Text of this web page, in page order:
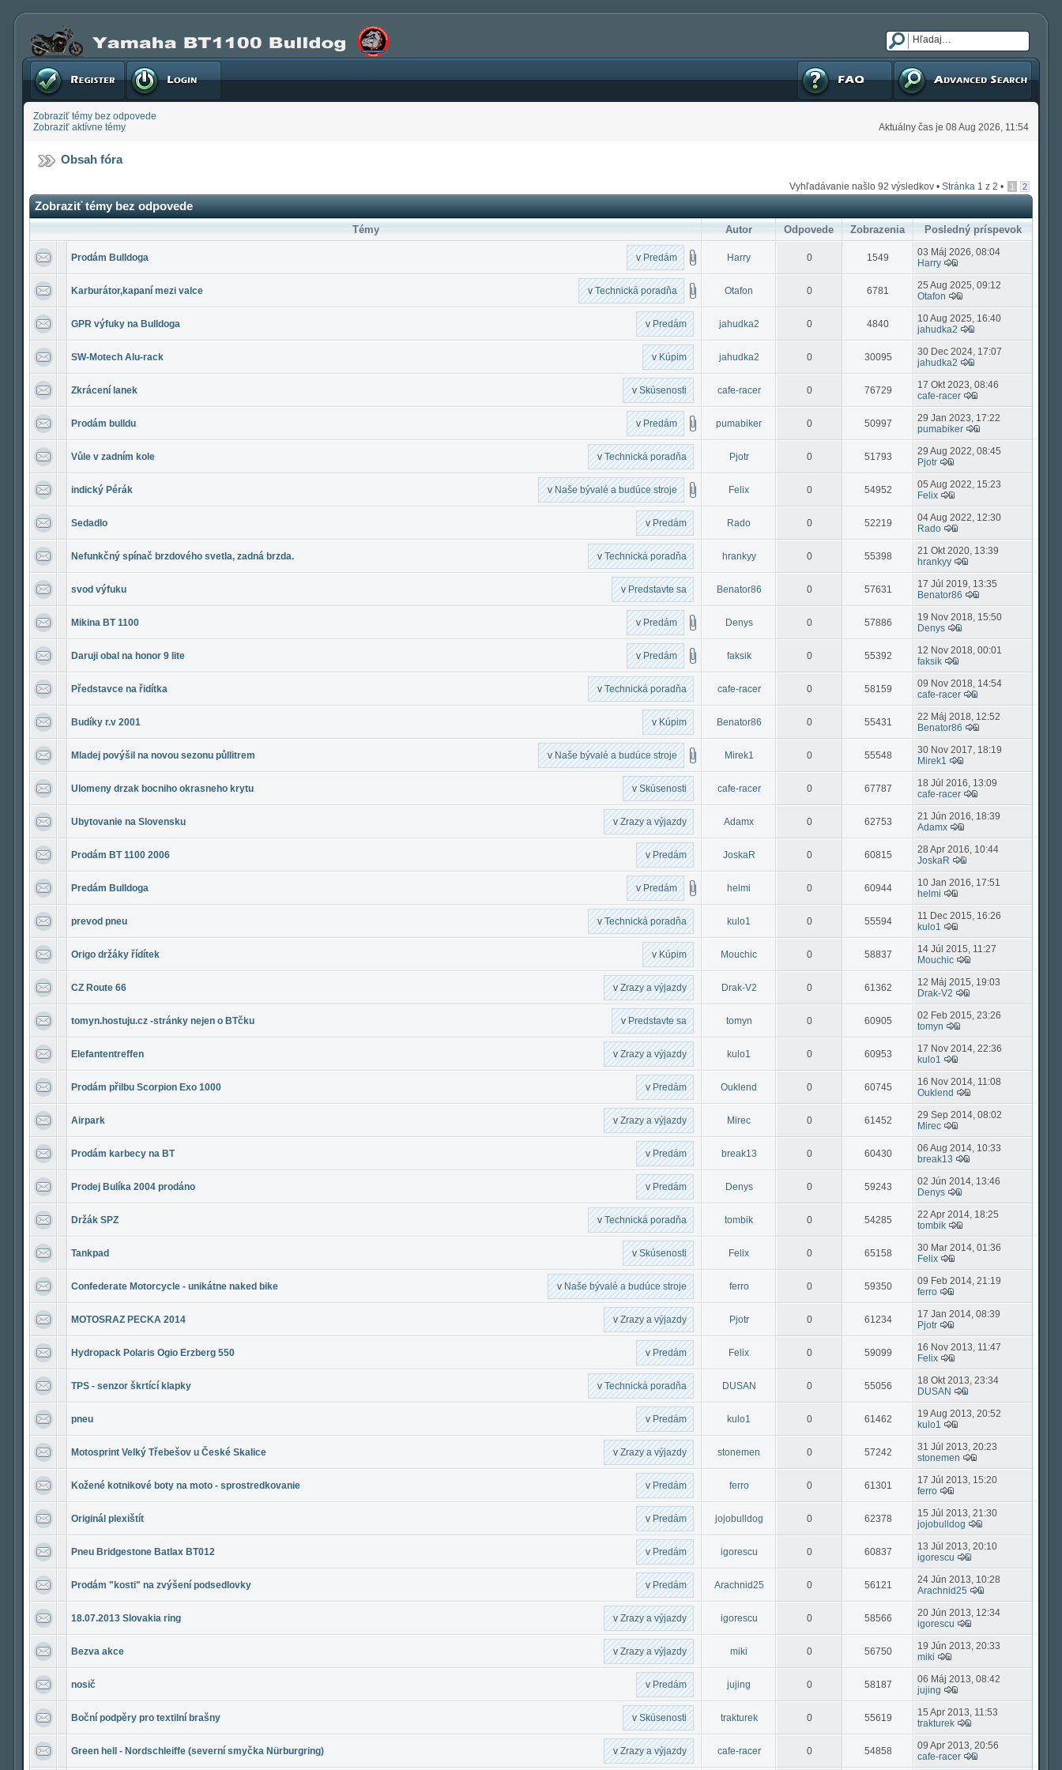
Registrovať Prihlásenie Pokročilé hľadanie
FAQ
Zobraziť témy bez odpovede
Zobraziť aktívne témy
Aktuálny čas je 08 Aug 2026, 11:54
Obsah fóra
Vyhľadávanie našlo 92 výsledkov • Stránka 1 z 2 • 1 2
Zobraziť témy bez odpovede
Témy Autor Odpovede Zobrazenia Posledný príspevok
Prodám Bulldoga vPredám Harry 0 1549
03 Máj 2026, 08:04
Harry
Karburátor,kapaní mezi valce vTechnická poradňa Otafon 0 6781
25 Aug 2025, 09:12
Otafon
GPR výfuky na Bulldoga vPredám jahudka2 0 4840
10 Aug 2025, 16:40
jahudka2
SW-Motech Alu-rack vKúpim jahudka2 0 30095
30 Dec 2024, 17:07
jahudka2
Zkrácení lanek vSkúsenosti cafe-racer 0 76729
17 Okt 2023, 08:46
cafe-racer
Prodám bulldu vPredám pumabiker 0 50997
29 Jan 2023, 17:22
pumabiker
Vůle v zadním kole vTechnická poradňa Pjotr 0 51793
29 Aug 2022, 08:45
Pjotr
indický Pérák vNaše bývalé a budúce stroje Felix 0 54952
05 Aug 2022, 15:23
Felix
Sedadlo vPredám Rado 0 52219
04 Aug 2022, 12:30
Rado
Nefunkčný spínač brzdového svetla, zadná brzda. vTechnická poradňa hrankyy 0 55398
21 Okt 2020, 13:39
hrankyy
svod výfuku vPredstavte sa Benator86 0 57631
17 Júl 2019, 13:35
Benator86
Mikina BT 1100 vPredám Denys 0 57886
19 Nov 2018, 15:50
Denys
Daruji obal na honor 9 lite vPredám faksik 0 55392
12 Nov 2018, 00:01
faksik
Představce na řidítka vTechnická poradňa cafe-racer 0 58159
09 Nov 2018, 14:54
cafe-racer
Budíky r.v 2001 vKúpim Benator86 0 55431
22 Máj 2018, 12:52
Benator86
Mladej povýšil na novou sezonu půllitrem vNaše bývalé a budúce stroje Mirek1 0 55548
30 Nov 2017, 18:19
Mirek1
Ulomeny drzak bocniho okrasneho krytu vSkúsenosti cafe-racer 0 67787
18 Júl 2016, 13:09
cafe-racer
Ubytovanie na Slovensku vZrazy a výjazdy Adamx 0 62753
21 Jún 2016, 18:39
Adamx
Prodám BT 1100 2006 vPredám JoskaR 0 60815
28 Apr 2016, 10:44
JoskaR
Predám Bulldoga vPredám helmi 0 60944
10 Jan 2016, 17:51
helmi
prevod pneu vTechnická poradňa kulo1 0 55594
11 Dec 2015, 16:26
kulo1
Origo držáky řídítek vKúpim Mouchic 0 58837
14 Júl 2015, 11:27
Mouchic
CZ Route 66 vZrazy a výjazdy Drak-V2 0 61362
12 Máj 2015, 19:03
Drak-V2
tomyn.hostuju.cz -stránky nejen o BTčku vPredstavte sa tomyn 0 60905
02 Feb 2015, 23:26
tomyn
Elefantentreffen vZrazy a výjazdy kulo1 0 60953
17 Nov 2014, 22:36
kulo1
Prodám přilbu Scorpion Exo 1000 vPredám Ouklend 0 60745
16 Nov 2014, 11:08
Ouklend
Airpark vZrazy a výjazdy Mirec 0 61452
29 Sep 2014, 08:02
Mirec
Prodám karbecy na BT vPredám break13 0 60430
06 Aug 2014, 10:33
break13
Prodej Bulíka 2004 prodáno vPredám Denys 0 59243
02 Jún 2014, 13:46
Denys
Držák SPZ vTechnická poradňa tombik 0 54285
22 Apr 2014, 18:25
tombik
Tankpad vSkúsenosti Felix 0 65158
30 Mar 2014, 01:36
Felix
Confederate Motorcycle - unikátne naked bike vNaše bývalé a budúce stroje ferro 0 59350
09 Feb 2014, 21:19
ferro
MOTOSRAZ PECKA 2014 vZrazy a výjazdy Pjotr 0 61234
17 Jan 2014, 08:39
Pjotr
Hydropack Polaris Ogio Erzberg 550 vPredám Felix 0 59099
16 Nov 2013, 11:47
Felix
TPS - senzor škrtící klapky vTechnická poradňa DUSAN 0 55056
18 Okt 2013, 23:34
DUSAN
pneu vPredám kulo1 0 61462
19 Aug 2013, 20:52
kulo1
Motosprint Velký Třebešov u České Skalice vZrazy a výjazdy stonemen 0 57242
31 Júl 2013, 20:23
stonemen
Kožené kotnikové boty na moto - sprostredkovanie vPredám ferro 0 61301
17 Júl 2013, 15:20
ferro
Originál plexištít vPredám jojobulldog 0 62378
15 Júl 2013, 21:30
jojobulldog
Pneu Bridgestone Batlax BT012 vPredám igorescu 0 60837
13 Júl 2013, 20:10
igorescu
Prodám "kosti" na zvýšení podsedlovky vPredám Arachnid25 0 56121
24 Jún 2013, 10:28
Arachnid25
18.07.2013 Slovakia ring vZrazy a výjazdy igorescu 0 58566
20 Jún 2013, 12:34
igorescu
Bezva akce vZrazy a výjazdy miki 0 56750
19 Jún 2013, 20:33
miki
nosič vPredám jujing 0 58187
06 Máj 2013, 08:42
jujing
Boční podpěry pro textilní brašny vSkúsenosti trakturek 0 55619
15 Apr 2013, 11:53
trakturek
Green hell - Nordschleiffe (severní smyčka Nürburgring) vZrazy a výjazdy cafe-racer 0 54858
09 Apr 2013, 20:56
cafe-racer